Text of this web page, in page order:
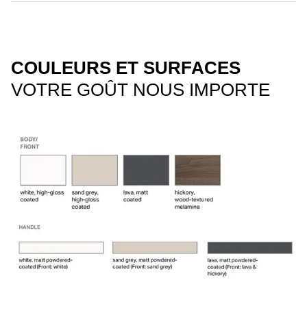
COULEURS ET SURFACES
VOTRE GOÛT NOUS IMPORTE